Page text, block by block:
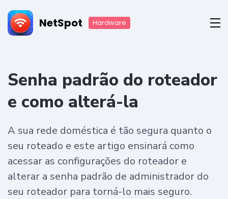
NetSpot Hardware
Senha padrão do roteador
e como alterá-la
A sua rede doméstica é tão segura quanto o
seu roteado e este artigo ensinará como
acessar as configurações do roteador e
alterar a senha padrão de administrador do
seu roteador para torná-lo mais seguro.